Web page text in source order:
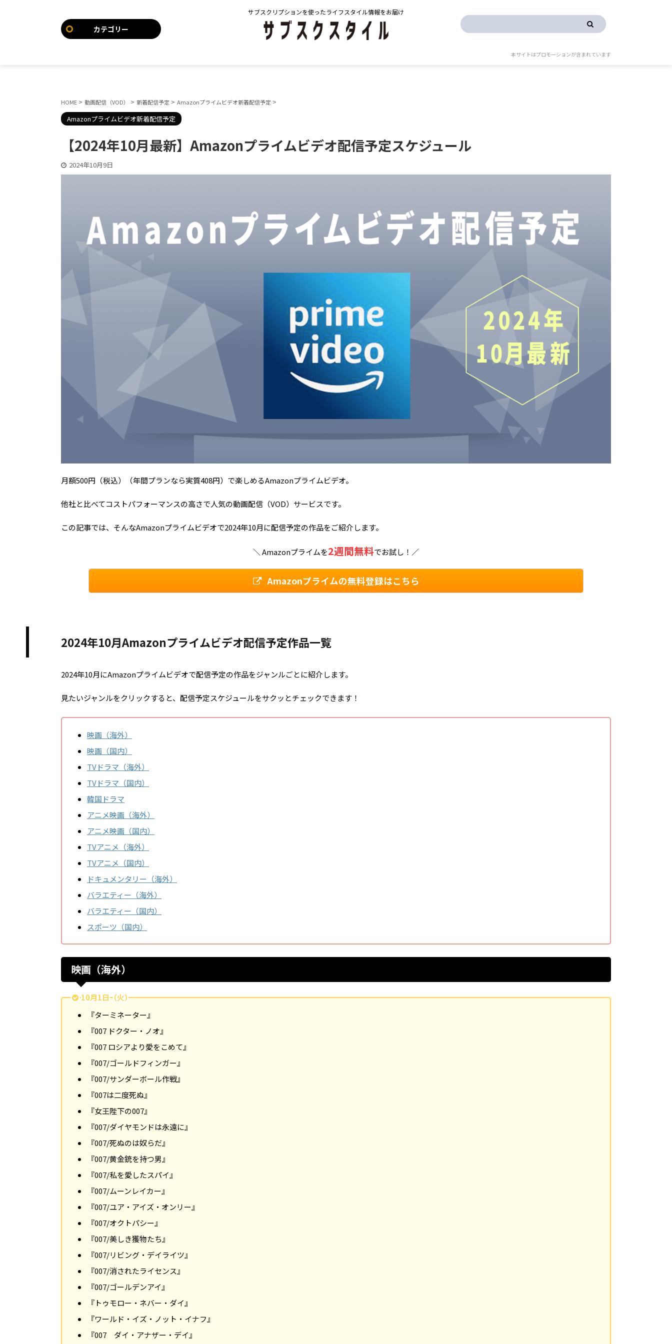
サブスクリプションを使ったライフスタイル情報をお届け
本サイトはプロモーションが含まれています
カテゴリー
HOME > 動画配信（VOD） > 新着配信予定 > Amazonプライムビデオ新着配信予定 >
Amazonプライムビデオ新着配信予定
【2024年10月最新】Amazonプライムビデオ配信予定スケジュール
2024年10月9日
月額500円（税込）（年間プランなら実質408円）で楽しめるAmazonプライムビデオ。
他社と比べてコストパフォーマンスの高さで人気の動画配信（VOD）サービスです。
この記事では、そんなAmazonプライムビデオで2024年10月に配信予定の作品をご紹介します。
＼ Amazonプライムを2週間無料でお試し！／
Amazonプライムの無料登録はこちら
2024年10月Amazonプライムビデオ配信予定作品一覧
2024年10月にAmazonプライムビデオで配信予定の作品をジャンルごとに紹介します。
見たいジャンルをクリックすると、配信予定スケジュールをサクッとチェックできます！
映画（海外）
映画（国内）
TVドラマ（海外）
TVドラマ（国内）
韓国ドラマ
アニメ映画（海外）
アニメ映画（国内）
TVアニメ（海外）
TVアニメ（国内）
ドキュメンタリー（海外）
バラエティー（海外）
バラエティー（国内）
スポーツ（国内）
映画（海外）
10月1日（火）
『ターミネーター』
『007 ドクター・ノオ』
『007 ロシアより愛をこめて』
『007/ゴールドフィンガー』
『007/サンダーボール作戦』
『007は二度死ぬ』
『女王陛下の007』
『007/ダイヤモンドは永遠に』
『007/死ぬのは奴らだ』
『007/黄金銃を持つ男』
『007/私を愛したスパイ』
『007/ムーンレイカー』
『007/ユア・アイズ・オンリー』
『007/オクトパシー』
『007/美しき獲物たち』
『007/リビング・デイライツ』
『007/消されたライセンス』
『007/ゴールデンアイ』
『トゥモロー・ネバー・ダイ』
『ワールド・イズ・ノット・イナフ』
『007 ダイ・アナザー・デイ』